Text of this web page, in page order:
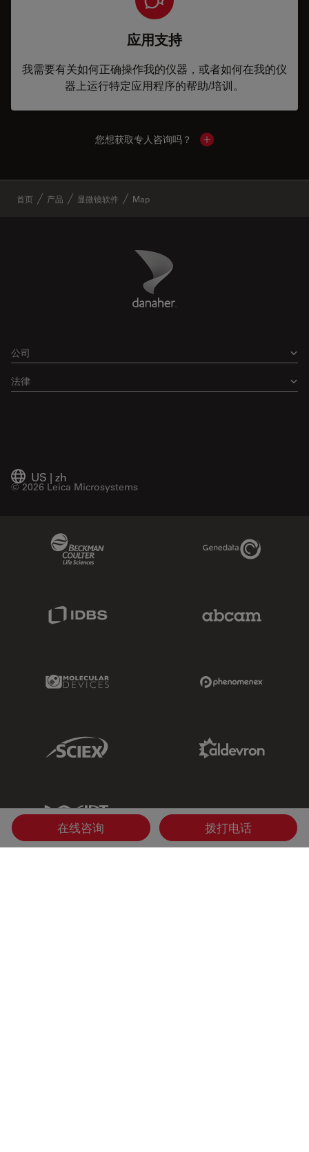
应用支持
我需要有关如何正确操作我的仪器，或者如何在我的仪
器上运行特定应用程序的帮助/培训。
您想获取专人咨询吗？ Show local contacts
首页 产品 显微镜软件 Map
Danaher Logo
公司
法律
US | zh
© 2026 Leica Microsystems
Genedata Link
Molecular Devices Link
Sciex Link
IDT Link
在线咨询 拨打电话